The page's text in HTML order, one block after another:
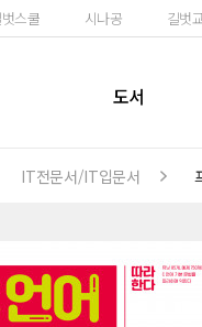
스쿨 시나공 길벗
도서
IT전문서/IT입문서